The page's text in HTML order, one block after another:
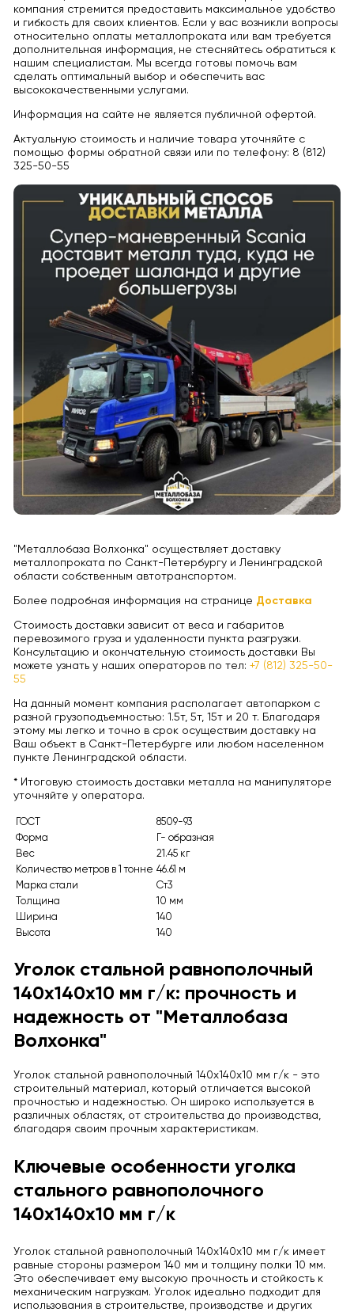
компания стремится предоставить максимальное удобство
и гибкость для своих клиентов. Если у вас возникли вопросы
относительно оплаты металлопроката или вам требуется
дополнительная информация, не стесняйтесь обратиться к
нашим специалистам. Мы всегда готовы помочь вам
сделать оптимальный выбор и обеспечить вас
высококачественными услугами.
Информация на сайте не является публичной офертой.
Актуальную стоимость и наличие товара уточняйте с
помощью формы обратной связи или по телефону: 8 (812)
325-50-55
"Металлобаза Волхонка" осуществляет доставку
металлопроката по Санкт-Петербургу и Ленинградской
области собственным автотранспортом.
Более подробная информация на странице Доставка
Стоимость доставки зависит от веса и габаритов
перевозимого груза и удаленности пункта разгрузки.
Консультацию и окончательную стоимость доставки Вы
можете узнать у наших операторов по тел: +7 (812) 325-50-
55
На данный момент компания располагает автопарком с
разной грузоподъемностью: 1.5т, 5т, 15т и 20 т. Благодаря
этому мы легко и точно в срок осуществим доставку на
Ваш объект в Санкт-Петербурге или любом населенном
пункте Ленинградской области.
* Итоговую стоимость доставки металла на манипуляторе
уточняйте у оператора.
ГОСТ
8509-93
Форма
Г- образная
Вес
21.45 кг
Количество метров в 1 тонне 46.61 м
Марка стали
Ст3
Толщина
10 мм
Ширина
140
Высота
140
Уголок стальной равнополочный
140x140x10 мм г/к: прочность и
надежность от "Металлобаза
Волхонка"
Уголок стальной равнополочный 140x140x10 мм г/к - это
строительный материал, который отличается высокой
прочностью и надежностью. Он широко используется в
различных областях, от строительства до производства,
благодаря своим прочным характеристикам.
Ключевые особенности уголка
стального равнополочного
140x140x10 мм г/к
Уголок стальной равнополочный 140x140x10 мм г/к имеет
равные стороны размером 140 мм и толщину полки 10 мм.
Это обеспечивает ему высокую прочность и стойкость к
механическим нагрузкам. Уголок идеально подходит для
использования в строительстве, производстве и других